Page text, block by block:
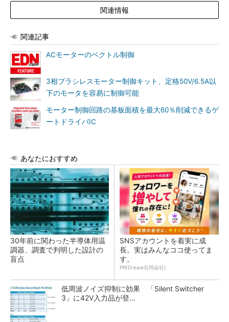
関連情報
関連記事
ACモーターのベクトル制御
3相ブラシレスモーター制御キット、定格50V/6.5A以
下のモータを容易に制御可能
モーター制御回路の基板面積を最大60％削減できるゲ
ートドライバIC
あなたにおすすめ
30年前に関わった半導体用温
調器、調査で判明した設計の
盲点
SNSアカウントを着実に成
長。実はみんなココ使ってま
す。
PR(Dreaw合同会社)
低周波ノイズ抑制に効果 「Silent Switcher
3」に42V入力品が登...